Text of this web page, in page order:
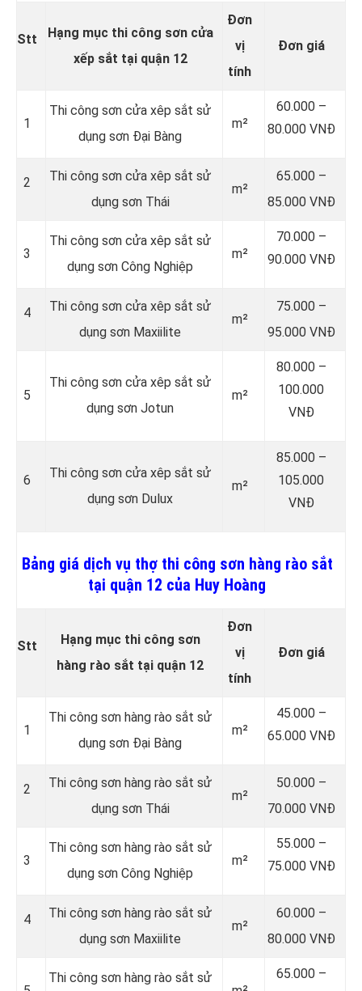
Stt
Hạng mục thi công sơn cửa
xếp sắt tại quận 12
Đơn
vị
tính
Đơn giá
1
Thi công sơn cửa xêp sắt sử
dụng sơn Đại Bàng
m²
60.000 –
80.000 VNĐ
2
Thi công sơn cửa xêp sắt sử
dụng sơn Thái
m²
65.000 –
85.000 VNĐ
3
Thi công sơn cửa xêp sắt sử
dụng sơn Công Nghiệp
m²
70.000 –
90.000 VNĐ
4
Thi công sơn cửa xêp sắt sử
dụng sơn Maxiilite
m²
75.000 –
95.000 VNĐ
5
Thi công sơn cửa xêp sắt sử
dụng sơn Jotun
m²
80.000 –
100.000
VNĐ
6
Thi công sơn cửa xêp sắt sử
dụng sơn Dulux
m²
85.000 –
105.000
VNĐ
Bảng giá dịch vụ thợ thi công sơn hàng rào sắt
tại quận 12 của Huy Hoàng
Stt
Hạng mục thi công sơn
hàng rào sắt tại quận 12
Đơn
vị
tính
Đơn giá
1
Thi công sơn hàng rào sắt sử
dụng sơn Đại Bàng
m²
45.000 –
65.000 VNĐ
2
Thi công sơn hàng rào sắt sử
dụng sơn Thái
m²
50.000 –
70.000 VNĐ
3
Thi công sơn hàng rào sắt sử
dụng sơn Công Nghiệp
m²
55.000 –
75.000 VNĐ
4
Thi công sơn hàng rào sắt sử
dụng sơn Maxiilite
m²
60.000 –
80.000 VNĐ
Thi công sơn hàng rào sắt sử
65.000 –